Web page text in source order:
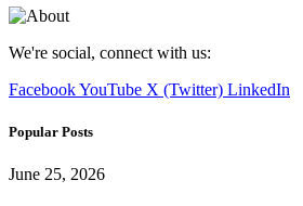
We're social, connect with us:
FacebookYouTube X (Twitter) LinkedIn
Popular Posts
June 25, 2026